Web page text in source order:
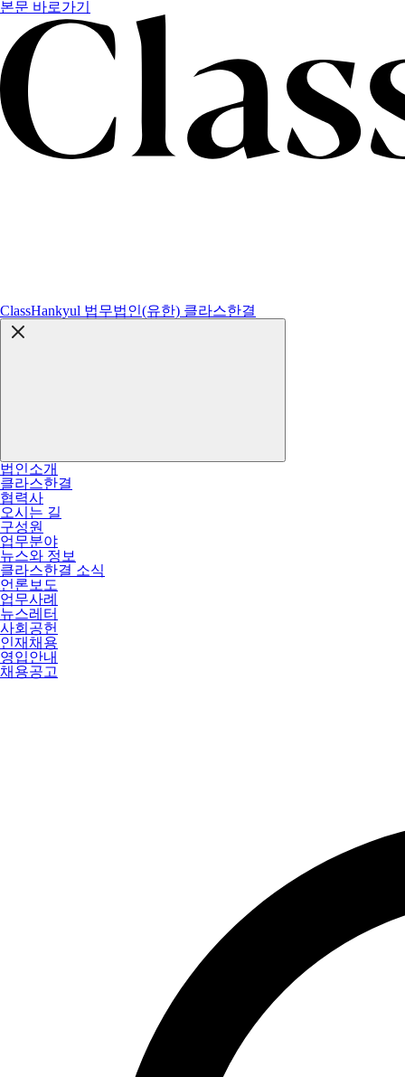
본문 바로가기
ClassHankyul 법무법인(유한) 클라스한결
법인소개
클라스한결
협력사
오시는 길
구성원
업무분야
뉴스와 정보
클라스한결 소식
언론보도
업무사례
뉴스레터
사회공헌
인재채용
영입안내
채용공고